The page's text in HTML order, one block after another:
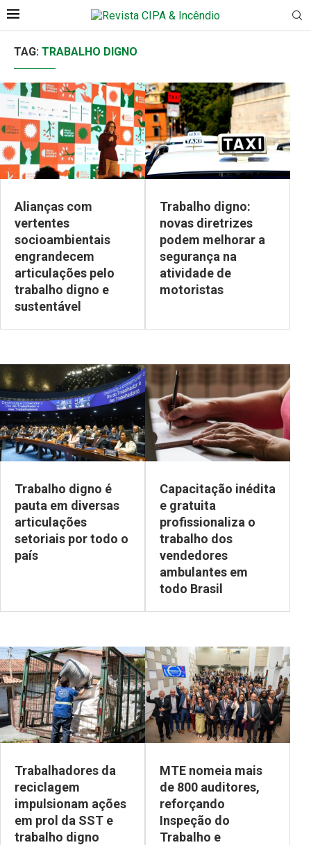
TAG: TRABALHO DIGNO
Alianças com
vertentes
socioambientais
engrandecem
articulações pelo
trabalho digno e
sustentável
Trabalho digno:
novas diretrizes
podem melhorar a
segurança na
atividade de
motoristas
Trabalho digno é
pauta em diversas
articulações
setoriais por todo o
país
Capacitação inédita
e gratuita
profissionaliza o
trabalho dos
vendedores
ambulantes em
todo Brasil
Trabalhadores da
reciclagem
impulsionam ações
em prol da SST e
trabalho digno
MTE nomeia mais
de 800 auditores,
reforçando
Inspeção do
Trabalho e